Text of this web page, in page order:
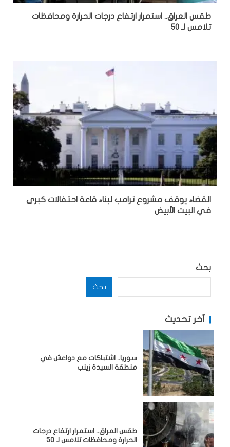
طقس العراق.. استمرار ارتفاع درجات الحرارة ومحافظات
تلامس لـ 50
القضاء يوقف مشروع ترامب لبناء قاعة احتفالات كبرى
في البيت الأبيض
بحث
بحث
آخر تحديث
سوريا.. اشتباكات مع دواعش في
منطقة السيدة زينب
طقس العراق.. استمرار ارتفاع درجات
الحرارة ومحافظات تلامس لـ 50